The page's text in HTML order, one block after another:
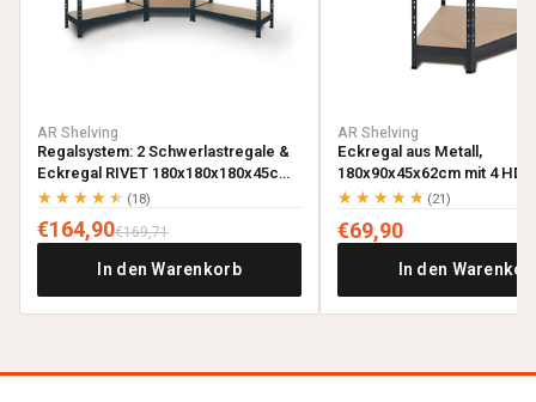
AR Shelving
Regalsystem: 2 Schwerlastregale &
Eckregal RIVET 180x180x180x45cm
mit 4 HDF-Böden, anthrazitgrau
★★★★★ (18)
€164,90€169,71
In den Warenkorb
AR Shelving
Eckregal aus Metall,
180x90x45x62cm mit 4
anthrazitgrau
★★★★★ (21)
€69,90
In den